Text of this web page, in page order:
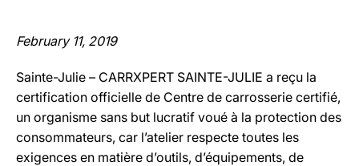
February 11, 2019
Sainte-Julie – CARRXPERT SAINTE-JULIE a reçu la
certification officielle de Centre de carrosserie certifié,
un organisme sans but lucratif voué à la protection des
consommateurs, car l’atelier respecte toutes les
exigences en matière d’outils, d’équipements, de